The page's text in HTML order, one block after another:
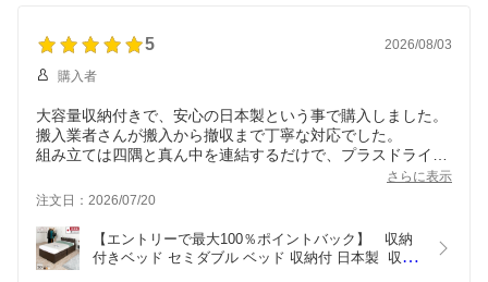
5 2026/08/03
購入者
大容量収納付きで、安心の日本製という事で購入しました。
搬入業者さんが搬入から撤収まで丁寧な対応でした。
組み立ては四隅と真ん中を連結するだけで、プラスドライバ
ー１本、一人で２０分くらいで出来ました。傷がつかないよ
うに、フェルト状の傷防止シールを一番最初にすべてのパー
気になり、家にある段ボールなどを緩衝材にしました。
商品は傷やゆがみなども一切なく、沢山の物をきれいに収納
出来、購入してとても良かったです。マットレスの下がすの
さらに表示
注文日：2026/07/20
【エントリーで最大100％ポイントバック】　収納
付きベッド セミダブル ベッド 収納付 日本製  収納